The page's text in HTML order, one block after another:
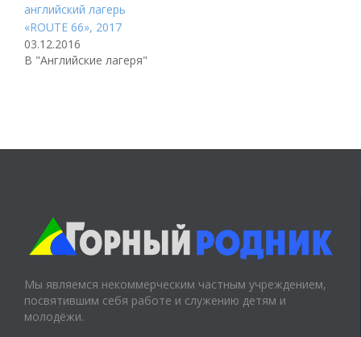
английский лагерь
«ROUTE 66», 2017
03.12.2016
В "Английские лагеря"
Мы являемся некоммерческим частным учреждением,
посвятившим себя работе и служению детям и
молодёжи.